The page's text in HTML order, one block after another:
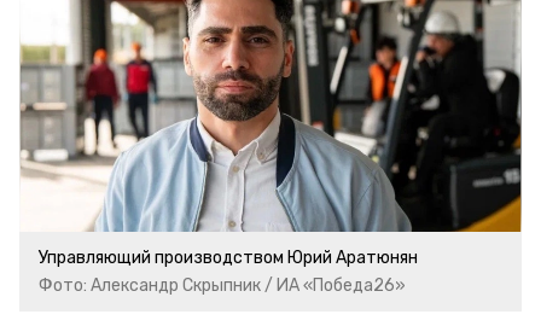
Управляющий производством Юрий Аратюнян
Фото: Александр Скрыпник / ИА «Победа26»